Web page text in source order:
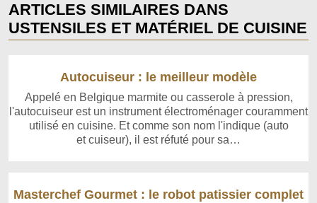
ARTICLES SIMILAIRES DANS
USTENSILES ET MATÉRIEL DE CUISINE
Autocuiseur : le meilleur modèle
Appelé en Belgique marmite ou casserole à pression,
l'autocuiseur est un instrument électroménager couramment
utilisé en cuisine. Et comme son nom l'indique (auto
et cuiseur), il est réfuté pour sa…
Masterchef Gourmet : le robot patissier complet